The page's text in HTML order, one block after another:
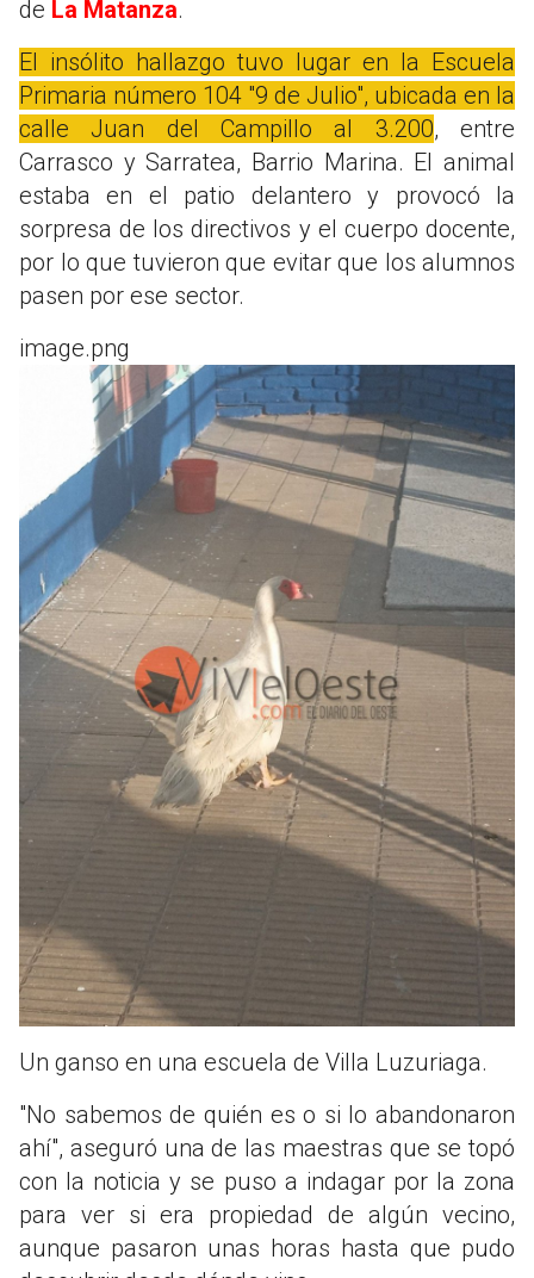
de La Matanza.
El insólito hallazgo tuvo lugar en la Escuela
Primaria número 104 "9 de Julio", ubicada en la
calle Juan del Campillo al 3.200, entre
Carrasco y Sarratea, Barrio Marina. El animal
estaba en el patio delantero y provocó la
sorpresa de los directivos y el cuerpo docente,
por lo que tuvieron que evitar que los alumnos
pasen por ese sector.
image.png
Un ganso en una escuela de Villa Luzuriaga.
"No sabemos de quién es o si lo abandonaron
ahí", aseguró una de las maestras que se topó
con la noticia y se puso a indagar por la zona
para ver si era propiedad de algún vecino,
aunque pasaron unas horas hasta que pudo